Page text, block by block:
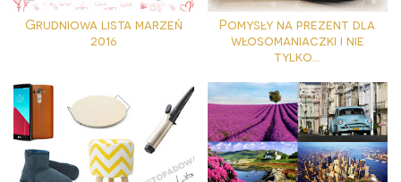
Grudniowa lista marzeń
2016
Pomysły na prezent dla
włosomaniaczki i nie
tylko...